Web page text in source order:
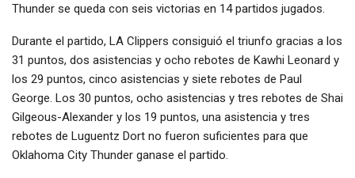
Thunder se queda con seis victorias en 14 partidos jugados.
Durante el partido, LA Clippers consiguió el triunfo gracias a los
31 puntos, dos asistencias y ocho rebotes de Kawhi Leonard y
los 29 puntos, cinco asistencias y siete rebotes de Paul
George. Los 30 puntos, ocho asistencias y tres rebotes de Shai
Gilgeous-Alexander y los 19 puntos, una asistencia y tres
rebotes de Luguentz Dort no fueron suficientes para que
Oklahoma City Thunder ganase el partido.